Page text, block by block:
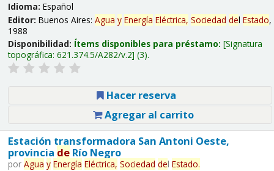
Idioma: Español
Editor: Buenos Aires: Agua y Energía Eléctrica, Sociedad del Estado,
1988
Disponibilidad: Ítems disponibles para préstamo: Signatura
topográfica: 621.374.5/A282/v.2 (3).
Hacer reserva
Agregar al carrito
Estación transformadora San Antoni Oeste,
provincia deRío Negro
por Agua y Energía Eléctrica, Sociedad del Estado.